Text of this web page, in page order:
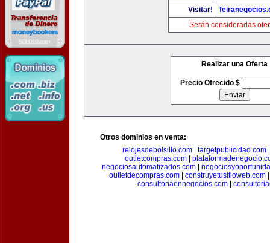
Visitar!
Serán consideradas
Realizar una Oferta
Precio Ofrecido $
Otros dominios en venta:
relojesdebolsillo.com| targetpublicidad.com
outletcompras.com
negociosautomatizados.com|
outletdecompras.com
construyetusitioweb.com
consultoriaennegocios.com